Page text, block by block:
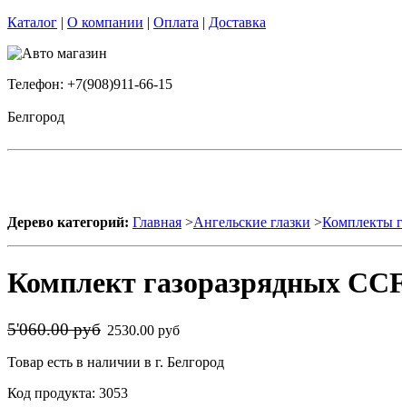
Каталог | О компании | Оплата | Доставка
Телефон: +7(908)911-66-15
Белгород
Дерево категорий: Главная >Ангельские глазки >Комплекты
Комплект газоразрядных
5'060.00 руб 2530.00 руб
Товар есть в наличии в г. Белгород
Код продукта: 3053